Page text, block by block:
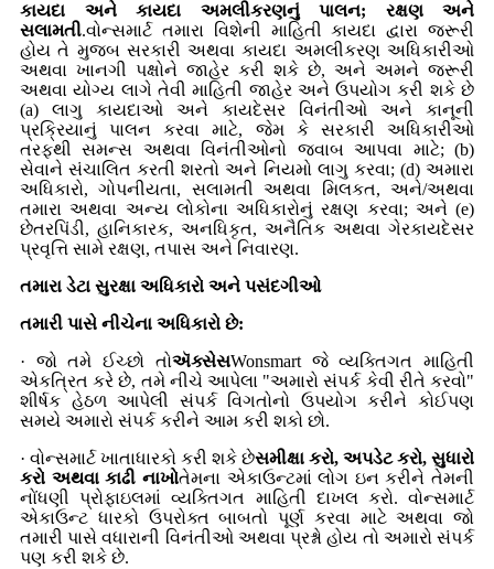
કાયદા અને કાયદા અમલીકરણનું પાલન; રક્ષણ અને
સલામતી.વોન્સમાર્ટ તમારા વિશેની માહિતી કાયદા દ્વારા જરૂરી
હોય તે મુજબ સરકારી અથવા કાયદા અમલીકરણ અધિકારીઓ
અથવા ખાનગી પક્ષોને જાહેર કરી શકે છે, અને અમને જરૂરી
અથવા યોગ્ય લાગે તેવી માહિતી જાહેર અને ઉપયોગ કરી શકે છે
(a) લાગુ કાયદાઓ અને કાયદેસર વિનંતીઓ અને કાનૂની
પ્રક્રિયાનું પાલન કરવા માટે, જેમ કે સરકારી અધિકારીઓ
તરફથી સમન્સ અથવા વિનંતીઓનો જવાબ આપવા માટે; (b)
સેવાને સંચાલિત કરતી શરતો અને નિયમો લાગુ કરવા; (d) અમારા
અધિકારો, ગોપનીયતા, સલામતી અથવા મિલકત, અને/અથવા
તમારા અથવા અન્ય લોકોના અધિકારોનું રક્ષણ કરવા; અને (e)
છેતરપિંડી, હાનિકારક, અનધિકૃત, અનૈતિક અથવા ગેરકાયદેસર
પ્રવૃત્તિ સામે રક્ષણ, તપાસ અને નિવારણ.
તમારા ડેટા સુરક્ષા અધિકારો અને પસંદગીઓ
તમારી પાસે નીચેના અધિકારો છે:
· જો તમે ઈચ્છો તોઍક્સેસWonsmart જે વ્યક્તિગત માહિતી
એકત્રિત કરે છે, તમે નીચે આપેલા "અમારો સંપર્ક કેવી રીતે કરવો"
શીર્ષક હેઠળ આપેલી સંપર્ક વિગતોનો ઉપયોગ કરીને કોઈપણ
સમયે અમારો સંપર્ક કરીને આમ કરી શકો છો.
· વોન્સમાર્ટ ખાતાધારકો કરી શકે છેસમીક્ષા કરો, અપડેટ કરો, સુધારો
કરો અથવા કાઢી નાખોતેમના એકાઉન્ટમાં લોગ ઇન કરીને તેમની
નોંધણી પ્રોફાઇલમાં વ્યક્તિગત માહિતી દાખલ કરો. વોન્સમાર્ટ
એકાઉન્ટ ધારકો ઉપરોક્ત બાબતો પૂર્ણ કરવા માટે અથવા જો
તમારી પાસે વધારાની વિનંતીઓ અથવા પ્રશ્નો હોય તો અમારો સંપર્ક
પણ કરી શકે છે.